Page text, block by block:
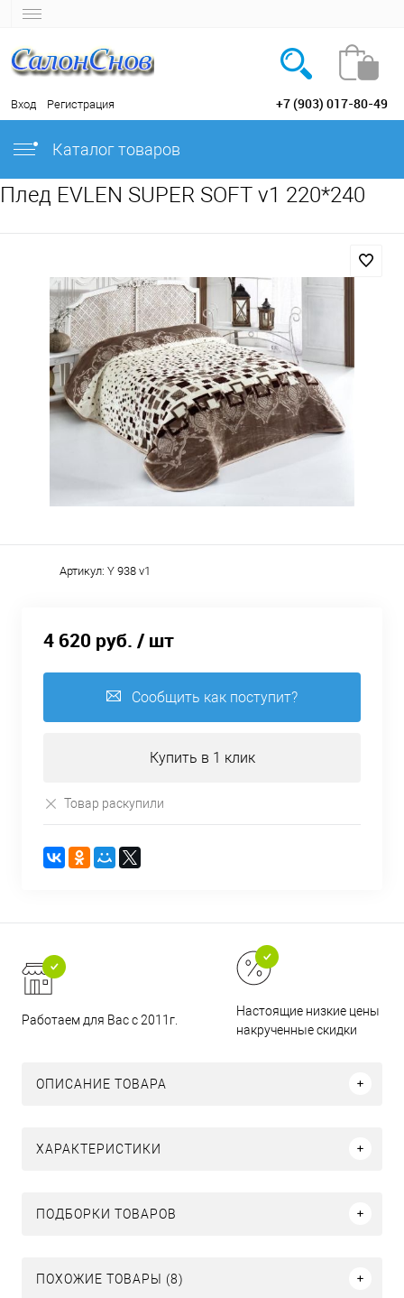
Вход Регистрация +7 (903) 017-80-49
Каталог товаров
Плед EVLEN SUPER SOFT v1 220*240
Артикул: Y 938 v1
4 620 руб. / шт
Сообщить как поступит?
Купить в 1 клик
Товар раскупили
Работаем для Вас с 2011г.
Настоящие низкие цены и
накрученные скидки
ОПИСАНИЕ ТОВАРА
ХАРАКТЕРИСТИКИ
ПОДБОРКИ ТОВАРОВ
ПОХОЖИЕ ТОВАРЫ (8)